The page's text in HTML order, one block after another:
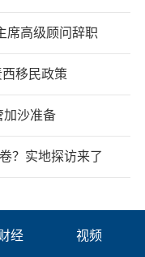
席高级顾问辞职
西移民政策
加沙准备
？实地探访来了
经 视频